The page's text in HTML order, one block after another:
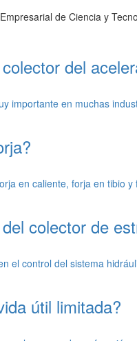
de Ciencia y
del
importante en muchas
en caliente, forja en tibio
colector de
el control del sistema
útil limitada?